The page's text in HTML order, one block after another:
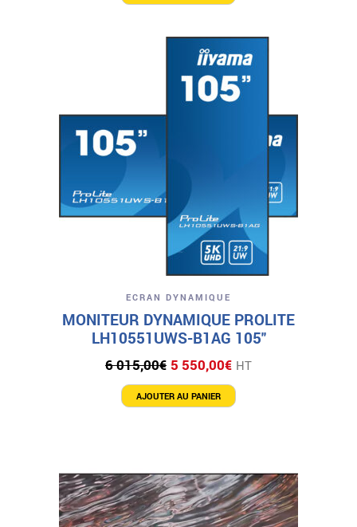
ECRAN DYNAMIQUE
MONITEUR DYNAMIQUE PROLITE
LH10551UWS-B1AG 105″
6 015,00€ Le
prix
initial
5 550,00€Le
prix
actuel
HT
AJOUTER AU PANIER